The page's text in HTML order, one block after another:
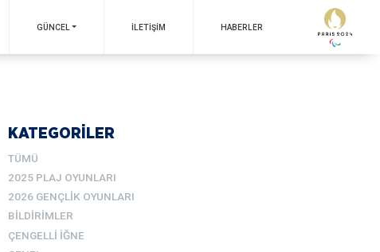
GÜNCEL İLETIŞIM HABERLER
KATEGORİLER
TÜMÜ
2025 PLAJ OYUNLARI
2026 GENÇLIK OYUNLARI
BILDIRIMLER
ÇENGELLI İĞNE